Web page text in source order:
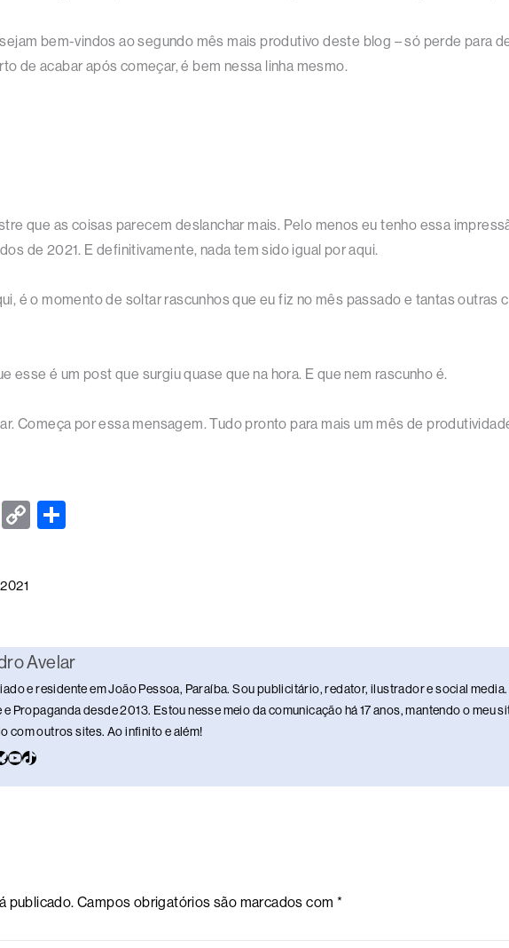
bem-vindos ao segundo mês mais produtivo deste blog – só perde para
de acabar após começar, é bem nessa linha mesmo.
que as coisas parecem deslanchar mais. Pelo menos eu tenho essa
de 2021. E definitivamente, nada tem sido igual por aqui.
é o momento de soltar rascunhos que eu fiz no mês passado e tantas outras
esse é um post que surgiu quase que na hora. E que nem rascunho é.
Começa por essa mensagem. Tudo pronto para mais um mês de
W
C
n
k
Avelar
e residente em João Pessoa, Paraíba. Sou publicitário, redator, ilustrador e social
Propaganda desde 2013. Estou nesse meio da comunicação há 17 anos, mantendo o meu
com outros sites. Ao infinito e além!
publicado. Campos obrigatórios são marcados com *